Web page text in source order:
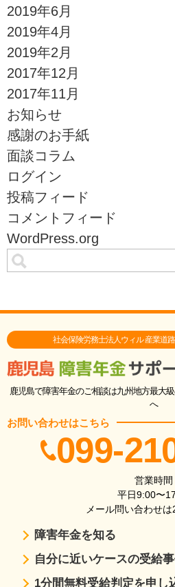
2019年6月
2019年4月
2019年2月
2017年12月
2017年11月
お知らせ
感謝のお手紙
面談コラム
ログイン
投稿フィード
コメントフィード
WordPress.org
社会保険労務士法人ウィル 産業道
鹿児島で障害年金のご相談は九州地方最大
へ
お問い合わせはこちら
099-
営業時間
平日9:00〜
メール問い合わせ
障害年金を知る
自分に近いケースの受給
1分間無料受給判定を申し